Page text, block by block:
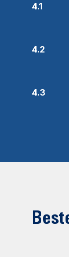
4.1
4.2
4.3